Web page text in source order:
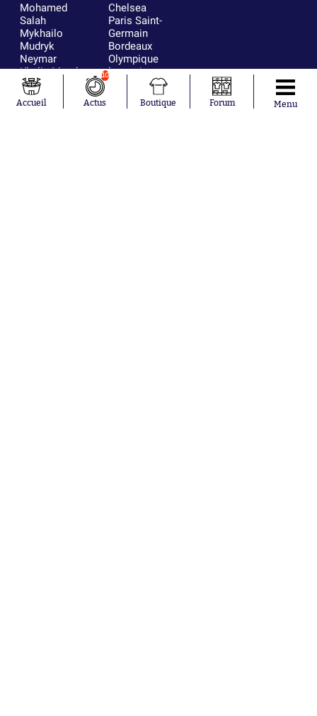
Mohamed
Salah
Mykhailo
Mudryk
Neymar
Khalis Merah
Loïs Openda
Moussa
Niakhaté
Chelsea
Paris Saint-
Germain
Bordeaux
Olympique
lyonnais
Real Madrid
RC Strasbourg
Accueil
10
Actus Boutique Forum Menu